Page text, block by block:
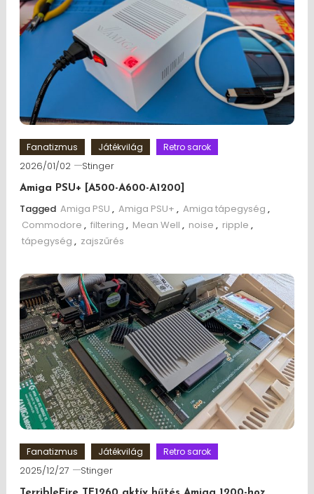
Fanatizmus Játékvilág Retro sarok
2026/01/02 Stinger
Amiga PSU+ [A500-A600-A1200]
Tagged Amiga PSU , Amiga PSU+ , Amiga tápegység ,
Commodore , filtering , Mean Well , noise , ripple ,
tápegység , zajszűrés
Fanatizmus Játékvilág Retro sarok
2025/12/27 Stinger